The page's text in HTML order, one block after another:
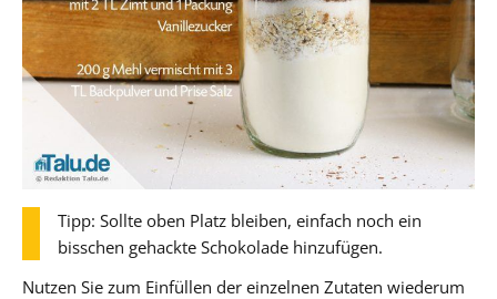
Tipp: Sollte oben Platz bleiben, einfach noch ein
bisschen gehackte Schokolade hinzufügen.
Nutzen Sie zum Einfüllen der einzelnen Zutaten wiederum